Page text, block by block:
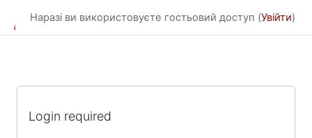
Наразі ви використовуєте гостьовий доступ (Увійти)
Login required